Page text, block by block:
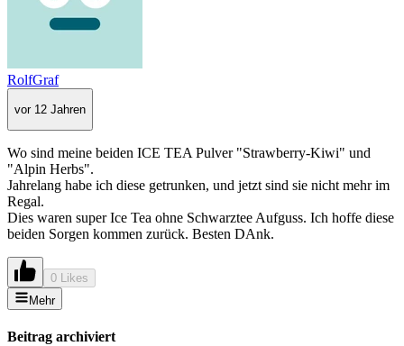
RolfGraf
vor 12 Jahren
Wo sind meine beiden ICE TEA Pulver "Strawberry-Kiwi" und
"Alpin Herbs".
Jahrelang habe ich diese getrunken, und jetzt sind sie nicht mehr im
Regal.
Dies waren super Ice Tea ohne Schwarztee Aufguss. Ich hoffe diese
beiden Sorgen kommen zurück. Besten DAnk.
0 Likes
Mehr
Beitrag archiviert